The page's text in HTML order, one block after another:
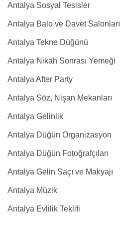
Antalya Sosyal Tesisler
Antalya Balo ve Davet Salonları
Antalya Tekne Düğünü
Antalya Nikah Sonrası Yemeği
Antalya After Party
Antalya Söz, Nişan Mekanları
Antalya Gelinlik
Antalya Düğün Organizasyon
Antalya Düğün Fotoğrafçıları
Antalya Gelin Saçı ve Makyajı
Antalya Müzik
Antalya Evlilik Teklifi